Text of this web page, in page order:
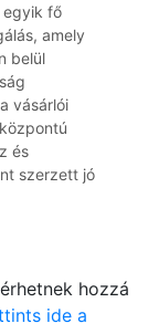
egyik fő
amely
belül
vásárlói
és
szerzett jó
hozzá
ide a